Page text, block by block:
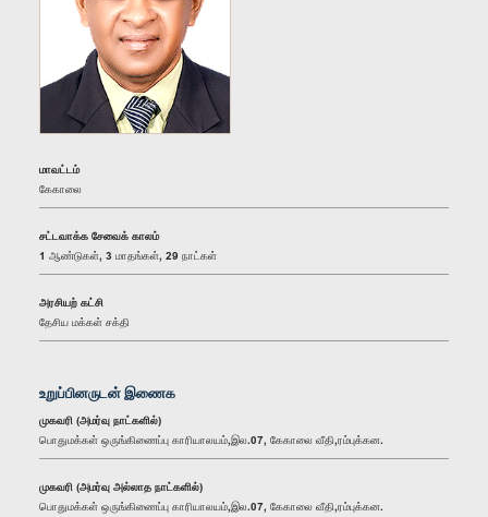
மாவட்டம்
கேகாலை
சட்டவாக்க சேவைக் காலம்
1 ஆண்டுகள், 3 மாதங்கள், 29 நாட்கள்
அரசியற் கட்சி
தேசிய மக்கள் சக்தி
உறுப்பினருடன் இணைக
முகவரி (அமர்வு நாட்களில்)
பொதுமக்கள் ஒருங்கிணைப்பு காரியாலயம்,இல.07, கேகாலை வீதி,ரம்புக்கன.
முகவரி (அமர்வு அல்லாத நாட்களில்)
பொதுமக்கள் ஒருங்கிணைப்பு காரியாலயம்,இல.07, கேகாலை வீதி,ரம்புக்கன.